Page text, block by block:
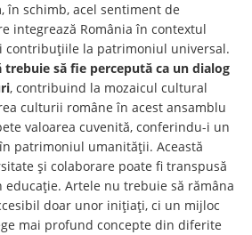
în schimb, acel sentiment de
integrează România în contextul
contribuțiile la patrimoniul universal.
să fie percepută ca un dialog
, contribuind la mozaicul cultural
culturii române în acest ansamblu
valoarea cuvenită, conferindu-i un
patrimoniul umanității. Această
și colaborare poate fi transpusă
Artele nu trebuie să rămâna
doar unor inițiați, ci un mijloc
mai profund concepte din diferite